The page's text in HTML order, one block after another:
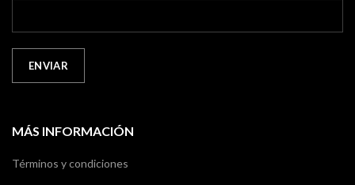
MÁS INFORMACIÓN
Términos y condiciones